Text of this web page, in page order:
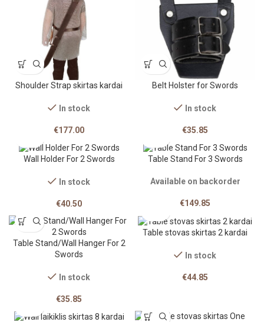
Shoulder Strap skirtas kardai
In stock
€177.00
Belt Holster for Swords
In stock
€35.85
Wall Holder For 2 Swords
In stock
€40.50
Table Stand For 3 Swords
Available on backorder
€149.85
Table Stand/Wall Hanger For 2
Swords
In stock
€35.85
Table stovas skirtas 2 kardai
In stock
€44.85